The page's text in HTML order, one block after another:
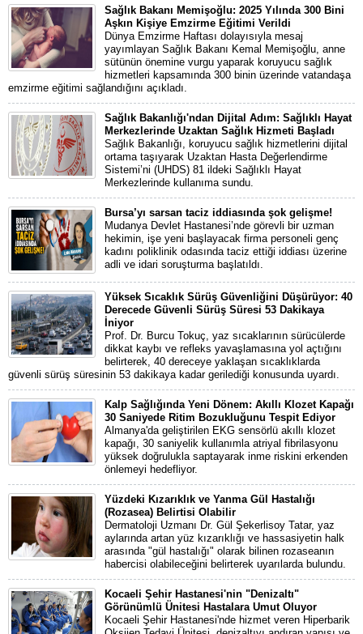
Sağlık Bakanı Memişoğlu: 2025 Yılında 300 Bini
Aşkın Kişiye Emzirme Eğitimi Verildi
Dünya Emzirme Haftası dolayısıyla mesaj
yayımlayan Sağlık Bakanı Kemal Memişoğlu, anne
sütünün önemine vurgu yaparak koruyucu sağlık
hizmetleri kapsamında 300 binin üzerinde vatandaşa
emzirme eğitimi sağlandığını açıkladı.
Sağlık Bakanlığı'ndan Dijital Adım: Sağlıklı Hayat
Merkezlerinde Uzaktan Sağlık Hizmeti Başladı
Sağlık Bakanlığı, koruyucu sağlık hizmetlerini dijital
ortama taşıyarak Uzaktan Hasta Değerlendirme
Sistemi’ni (UHDS) 81 ildeki Sağlıklı Hayat
Merkezlerinde kullanıma sundu.
Bursa’yı sarsan taciz iddiasında şok gelişme!
Mudanya Devlet Hastanesi’nde görevli bir uzman
hekimin, işe yeni başlayacak firma personeli genç
kadını poliklinik odasında taciz ettiği iddiası üzerine
adli ve idari soruşturma başlatıldı.
Yüksek Sıcaklık Sürüş Güvenliğini Düşürüyor: 40
Derecede Güvenli Sürüş Süresi 53 Dakikaya
İniyor
Prof. Dr. Burcu Tokuç, yaz sıcaklarının sürücülerde
dikkat kaybı ve refleks yavaşlamasına yol açtığını
belirterek, 40 dereceye yaklaşan sıcaklıklarda
güvenli sürüş süresinin 53 dakikaya kadar gerilediği konusunda uyardı.
Kalp Sağlığında Yeni Dönem: Akıllı Klozet Kapağı
30 Saniyede Ritim Bozukluğunu Tespit Ediyor
Almanya'da geliştirilen EKG sensörlü akıllı klozet
kapağı, 30 saniyelik kullanımla atriyal fibrilasyonu
yüksek doğrulukla saptayarak inme riskini erkenden
önlemeyi hedefliyor.
Yüzdeki Kızarıklık ve Yanma Gül Hastalığı
(Rozasea) Belirtisi Olabilir
Dermatoloji Uzmanı Dr. Gül Şekerlisoy Tatar, yaz
aylarında artan yüz kızarıklığı ve hassasiyetin halk
arasında "gül hastalığı" olarak bilinen rozaseanın
habercisi olabileceğini belirterek uyarılarda bulundu.
Kocaeli Şehir Hastanesi'nin "Denizaltı"
Görünümlü Ünitesi Hastalara Umut Oluyor
Kocaeli Şehir Hastanesi'nde hizmet veren Hiperbarik